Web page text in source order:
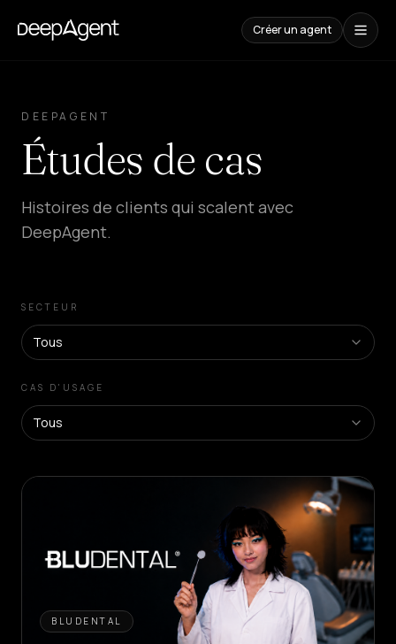
Créer un agent
cas
CONTENUS
Comparatif
d'outils
IA
cas
Plateforme
SaaS
agents
Plateforme
Managée
DEEPAGENT
Études de cas
Histoires de clients qui scalent avec
DeepAgent.
SECTEUR
Tous
CAS D'USAGE
Tous
BLUDENTAL